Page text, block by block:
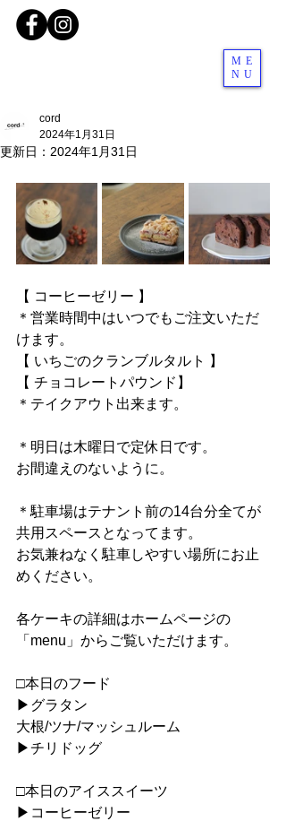
ME
NU
cord
2024年1月31日
更新日： 2024年1月31日
【 コーヒーゼリー 】
＊営業時間中はいつでもご注文いただ
けます。
【 いちごのクランブルタルト 】
【 チョコレートパウンド】
＊テイクアウト出来ます。
＊明日は木曜日で定休日です。
お間違えのないように。
＊駐車場はテナント前の14台分全てが
共用スペースとなってます。
お気兼ねなく駐車しやすい場所にお止
めください。
各ケーキの詳細はホームページの
「menu」からご覧いただけます。
□本日のフード
▶︎グラタン
大根/ツナ/マッシュルーム
▶︎チリドッグ
□本日のアイススイーツ
︎▶︎コーヒーゼリー